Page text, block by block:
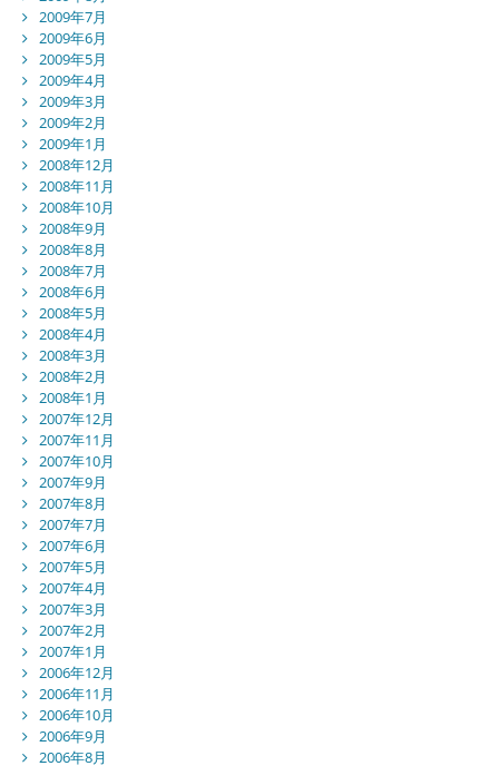
2009年7月
2009年6月
2009年5月
2009年4月
2009年3月
2009年2月
2009年1月
2008年12月
2008年11月
2008年10月
2008年9月
2008年8月
2008年7月
2008年6月
2008年5月
2008年4月
2008年3月
2008年2月
2008年1月
2007年12月
2007年11月
2007年10月
2007年9月
2007年8月
2007年7月
2007年6月
2007年5月
2007年4月
2007年3月
2007年2月
2007年1月
2006年12月
2006年11月
2006年10月
2006年9月
2006年8月